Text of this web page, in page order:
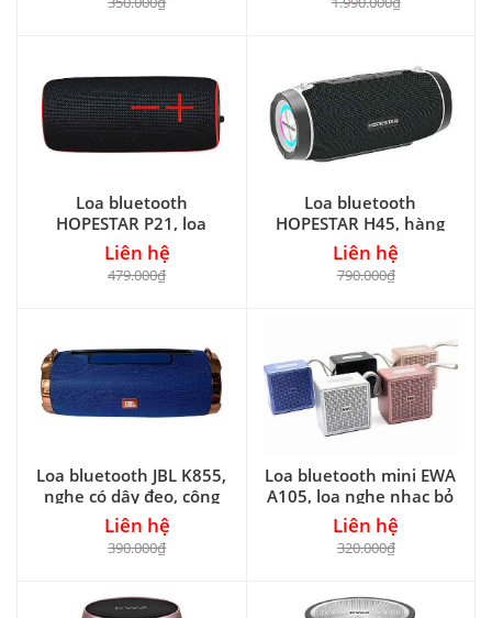
Loa bluetooth
HOPESTAR P21, loa
chính hãng, công suất
10W
Liên hệ
479.000₫
Loa bluetooth
HOPESTAR H45, hàng
cao cấp, công suất 10W
Liên hệ
790.000₫
Loa bluetooth JBL K855,
nghe có dây đeo, công
suất 6W
Liên hệ
390.000₫
Loa bluetooth mini EWA
A105, loa nghe nhạc bỏ
túi, RMS 8W
Liên hệ
320.000₫